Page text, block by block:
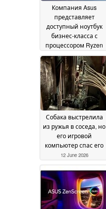
Компания Asus
представляет
доступный ноутбук
бизнес-класса с
процессором Ryzen
AI 5 330 и 16 ГБ
оперативной
памяти DDR517 June
2026
Собака выстрелила
из ружья в соседа, но
его игровой
компьютер спас его
12 June 2026